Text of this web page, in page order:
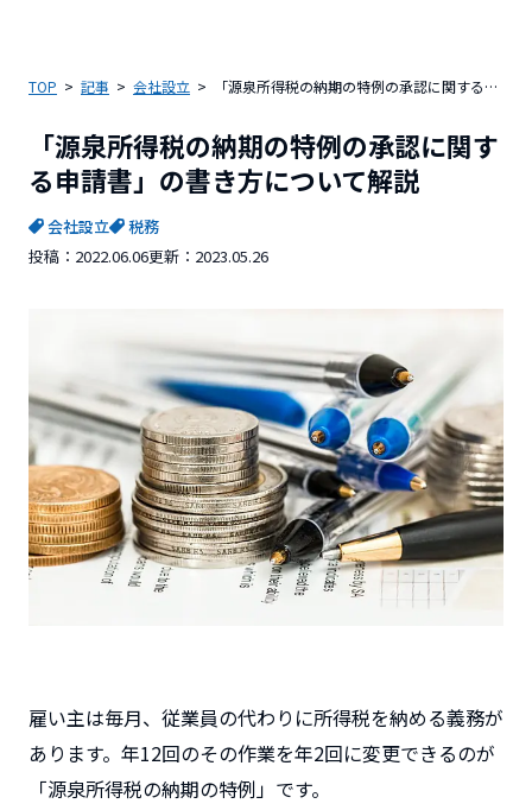
TOP 記事 会社設立 「源泉所得税の納期の特例の承認に関する申請書」の書き方について解説
「源泉所得税の納期の特例の承認に関す
る申請書」の書き方について解説
会社設立
税務
投稿： 2022.06.06更新： 2023.05.26
雇い主は毎月、従業員の代わりに所得税を納める義務が
あります。年12回のその作業を年2回に変更できるのが
「源泉所得税の納期の特例」です。